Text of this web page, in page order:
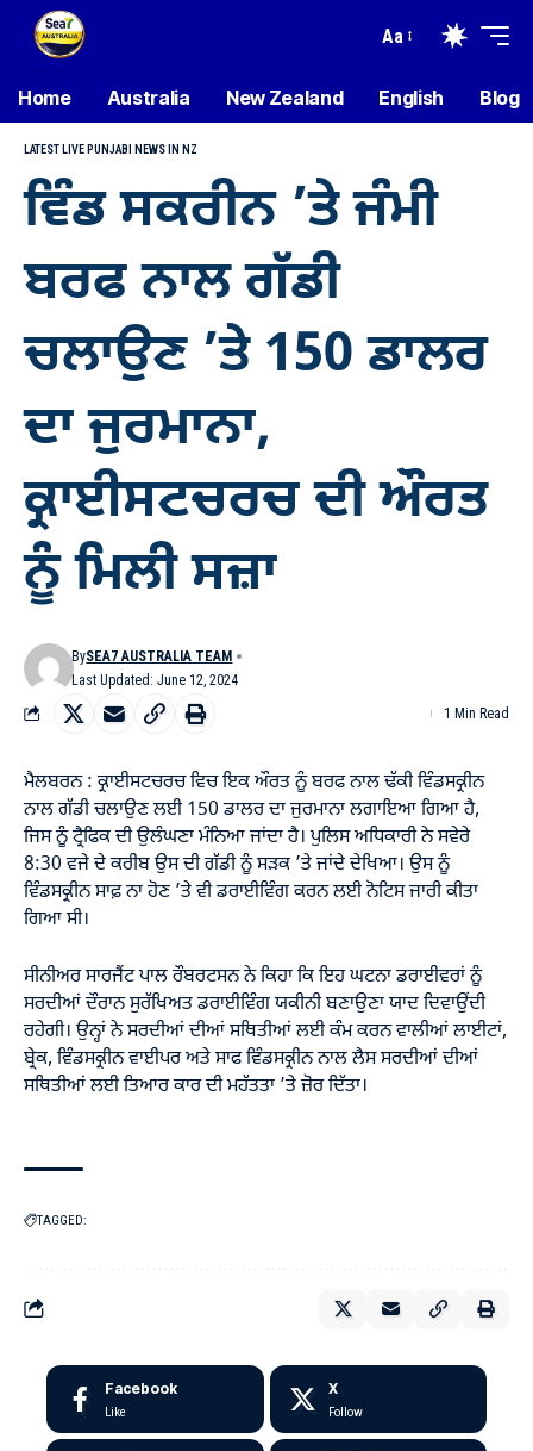
Aa
Home Australia New Zealand English Blog
LATEST LIVE PUNJABI NEWS IN NZ
ਵਿੰਡ ਸਕਰੀਨ ’ਤੇ ਜੰਮੀ
ਬਰਫ ਨਾਲ ਗੱਡੀ
ਚਲਾਉਣ ’ਤੇ 150 ਡਾਲਰ
ਦਾ ਜੁਰਮਾਨਾ,
ਕ੍ਰਾਈਸਟਚਰਚ ਦੀ ਔਰਤ
ਨੂੰ ਮਿਲੀ ਸਜ਼ਾ
Last Updated: June 12, 2024
BySEA7 AUSTRALIA TEAM
1 Min Read
ਮੈਲਬਰਨ : ਕ੍ਰਾਈਸਟਚਰਚ ਵਿਚ ਇਕ ਔਰਤ ਨੂੰ ਬਰਫ ਨਾਲ ਢੱਕੀ ਵਿੰਡਸਕ੍ਰੀਨ
ਨਾਲ ਗੱਡੀ ਚਲਾਉਣ ਲਈ 150 ਡਾਲਰ ਦਾ ਜੁਰਮਾਨਾ ਲਗਾਇਆ ਗਿਆ ਹੈ,
ਜਿਸ ਨੂੰ ਟ੍ਰੈਫਿਕ ਦੀ ਉਲੰਘਣਾ ਮੰਨਿਆ ਜਾਂਦਾ ਹੈ। ਪੁਲਿਸ ਅਧਿਕਾਰੀ ਨੇ ਸਵੇਰੇ
8:30 ਵਜੇ ਦੇ ਕਰੀਬ ਉਸ ਦੀ ਗੱਡੀ ਨੂੰ ਸੜਕ ’ਤੇ ਜਾਂਦੇ ਦੇਖਿਆ। ਉਸ ਨੂੰ
ਵਿੰਡਸਕ੍ਰੀਨ ਸਾਫ਼ ਨਾ ਹੋਣ ’ਤੇ ਵੀ ਡਰਾਈਵਿੰਗ ਕਰਨ ਲਈ ਨੋਟਿਸ ਜਾਰੀ ਕੀਤਾ
ਗਿਆ ਸੀ।
ਸੀਨੀਅਰ ਸਾਰਜੈਂਟ ਪਾਲ ਰੌਬਰਟਸਨ ਨੇ ਕਿਹਾ ਕਿ ਇਹ ਘਟਨਾ ਡਰਾਈਵਰਾਂ ਨੂੰ
ਸਰਦੀਆਂ ਦੌਰਾਨ ਸੁਰੱਖਿਅਤ ਡਰਾਈਵਿੰਗ ਯਕੀਨੀ ਬਣਾਉਣਾ ਯਾਦ ਦਿਵਾਉਂਦੀ
ਰਹੇਗੀ। ਉਨ੍ਹਾਂ ਨੇ ਸਰਦੀਆਂ ਦੀਆਂ ਸਥਿਤੀਆਂ ਲਈ ਕੰਮ ਕਰਨ ਵਾਲੀਆਂ ਲਾਈਟਾਂ,
ਬ੍ਰੇਕ, ਵਿੰਡਸਕ੍ਰੀਨ ਵਾਈਪਰ ਅਤੇ ਸਾਫ ਵਿੰਡਸਕ੍ਰੀਨ ਨਾਲ ਲੈਸ ਸਰਦੀਆਂ ਦੀਆਂ
ਸਥਿਤੀਆਂ ਲਈ ਤਿਆਰ ਕਾਰ ਦੀ ਮਹੱਤਤਾ ’ਤੇ ਜ਼ੋਰ ਦਿੱਤਾ।
TAGGED:
Facebook
Like
X
Follow